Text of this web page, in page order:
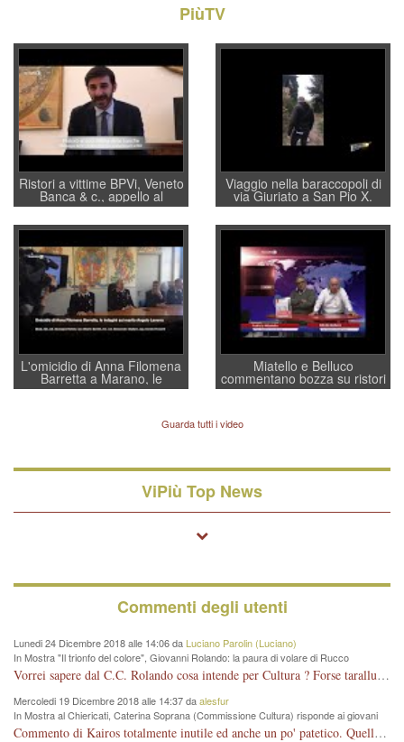
PiùTV
Ristori a vittime BPVi, Veneto
Banca & c., appello al
sottosegretario Alessio
Villarosa: per mettere ordine
convochi con Di Maio CNCU
a supporto della cabina di
regia al Mef
Viaggio nella baraccopoli di
via Giuriato a San Pio X.
Vicenza ai Vicentini: “faremo
un regalo di Natale ai
residenti”
L'omicidio di Anna Filomena
Barretta a Marano, le
indagini dei carabinieri di
quelle di... Barbara D'Urso
Miatello e Belluco
commentano bozza su ristori
BPVi e Veneto Banca
Guarda tutti i video
ViPiù Top News
Commenti degli utenti
Lunedi 24 Dicembre 2018 alle 14:06 da Luciano Parolin (Luciano)
In Mostra "Il trionfo del colore", Giovanni Rolando: la paura di volare di Rucco
Vorrei sapere dal C.C. Rolando cosa intende per Cultura ? Forse tarallucci, vino e sagre, o spaghetti tricolori del PD ? Il continuo (s)parlare della mostra a Palazzo Chiericati caro consigliere DANNEGGIA FORTEMENTE l'immagine della città TUTTA e fa deviare i consensi che in RUSSIA (badi bene ex U.R.S.S.) sono ECCELLENTI. A livello artistico l'evento è di alta Valenza culturale, COMPITO di Tutta la Cittadinanza fare il possibile per propagandare l'iniziativa senza farne UN CASO PARTITICO come fa Lei da sempre. Meno Gazebo + Partecipazione! E così sia. Amen.
Mercoledi 19 Dicembre 2018 alle 14:37 daalesfur
In Mostra al Chiericati, Caterina Soprana (Commissione Cultura) risponde ai giovani
del Pd: "realizzata a costo zero per il Comune"
Commento di Kairos totalmente inutile ed anche un po' patetico. Quella che è completamente mancata è stata la promozione internazionale dell'evento effettuata da chi lo sa fare, l'amministrazione in questo è stata totalmente assente relegando al provincialismo una mostra che meritava ben altre platee ed i risultati sono sotto gli occhi di tutti. Su questo bisogna parlare, il fatto di averla organizzata al Chiericati certo non ha aiutato ma è un aspetto secondario rispetto a quello della promozione. In città con le mostre organizzate da Goldin - che certo ha fatto principalmente i suoi interessi, ma ne ha comunque beneficiato la città in immagine e commercio per il centro - arrivavano giornalmente pullman carichi di turisti. Dove sono i turisti ora?